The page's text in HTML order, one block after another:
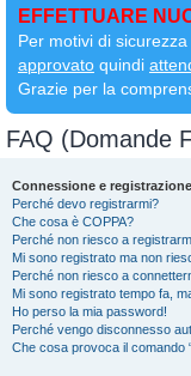
EFFETTUARE
Per motivi di sicurezza
approvato quindi
Grazie per la
FAQ (Domande
Connessione e registrazione
Perché devo registrarmi?
Che cosa è COPPA?
Perché non riesco a
Mi sono registrato ma non
Perché non riesco a
Mi sono registrato tempo fa,
Ho perso la mia password!
Perché vengo disconnesso
Che cosa provoca il comando